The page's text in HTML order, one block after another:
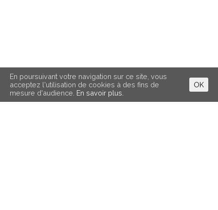
En poursuivant votre navigation sur ce site, vous
acceptez l'utilisation de cookies à des fins de
mesure d'audience. En savoir plus.
OK